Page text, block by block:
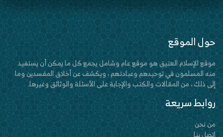
حول الموقع
موقع الإسلام العتيق هو موقع عام وشامل يجمع كل ما يمكن أن يستفيد
منه المسلمون في توحيدهم وعبادتهم ، ويكشف عن أخلاق المفسدين وما
إلى ذلك ، من المقالات والكتب والإجابة على الأسئلة والوثائق وغيرها.
روابط سريعة
من نحن
اتصل بنا